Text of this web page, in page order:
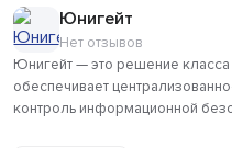
Юнигейт
Нет отзывов
Юнигейт — это решение класса
обеспечивает
контроль информационной